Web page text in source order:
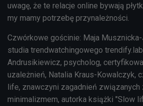
uwagę, że te relacje online bywają
my mamy potrzebę przynależności.
Czwórkowe gościnie: Maja
studia trendwatchingowego
Andrusikiewicz, psycholog,
uzależnień, Natalia Kraus-Kowalczyk,
life, znawczyni zagadnień
minimalizmem, autorka książki "Slow